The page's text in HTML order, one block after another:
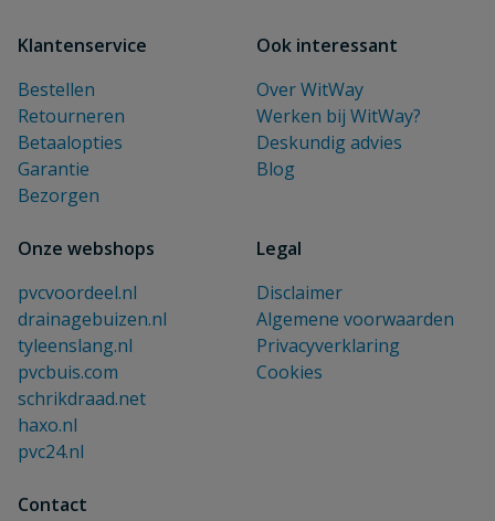
Klantenservice
Bestellen
Retourneren
Betaalopties
Garantie
Bezorgen
Ook interessant
Over WitWay
Werken bij WitWay?
Deskundig advies
Blog
Onze webshops
pvcvoordeel.nl
drainagebuizen.nl
tyleenslang.nl
pvcbuis.com
schrikdraad.net
haxo.nl
pvc24.nl
Legal
Disclaimer
Algemene voorwaarden
Privacyverklaring
Cookies
Contact